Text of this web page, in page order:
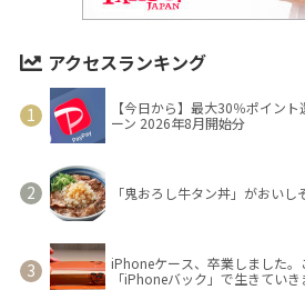
アクセスランキング
【今日から】最大30％ポイン
ーン 2026年8月開始分
「鬼おろし牛タン丼」がおい
iPhoneケース、卒業しました
「iPhoneバック」で生きていき